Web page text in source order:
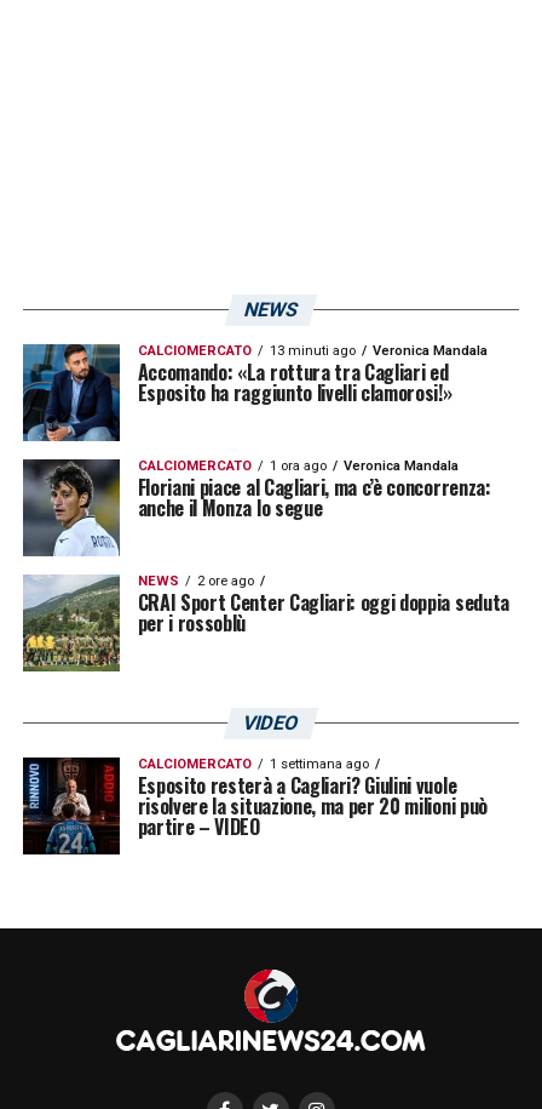
arma del Cagliari».
LA PLAYLIST DELLE NOSTRE TOP NEWS
NEWS
CALCIOMERCATO 13 minuti ago Veronica Mandala
Accomando: «La rottura tra Cagliari ed
Esposito ha raggiunto livelli clamorosi!»
CALCIOMERCATO 1 ora ago Veronica Mandala
Floriani piace al Cagliari, ma c’è concorrenza:
anche il Monza lo segue
NEWS 2 ore ago
CRAI Sport Center Cagliari: oggi doppia seduta
per i rossoblù
VIDEO
CALCIOMERCATO 1 settimana ago
Esposito resterà a Cagliari? Giulini vuole
risolvere la situazione, ma per 20 milioni può
partire – VIDEO